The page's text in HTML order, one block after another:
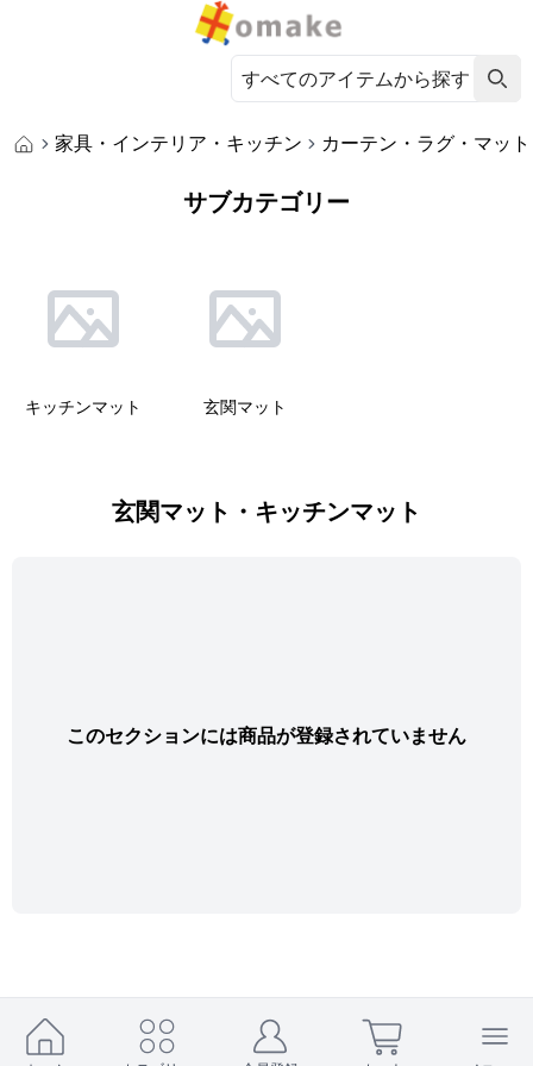
家具・インテリア・キッチン カーテン・ラグ・マット
サブカテゴリー
キッチンマット 玄関マット
玄関マット・キッチンマット
このセクションには商品が登録されていません